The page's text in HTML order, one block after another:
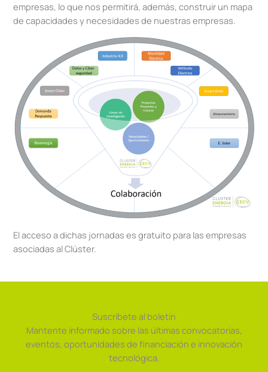
empresas, lo que nos permitirá, además, construir un mapa
de capacidades y necesidades de nuestras empresas.
El acceso a dichas jornadas es gratuito para las empresas
asociadas al Clúster.
Suscríbete al boletín
Mantente informado sobre las últimas convocatorias,
eventos, oportunidades de financiación e innovación
tecnológica.